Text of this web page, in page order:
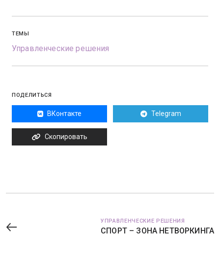
ТЕМЫ
Управленческие решения
ПОДЕЛИТЬСЯ
ВКонтакте Telegram
Скопировать
УПРАВЛЕНЧЕСКИЕ РЕШЕНИЯ
СПОРТ – ЗОНА НЕТВОРКИНГА